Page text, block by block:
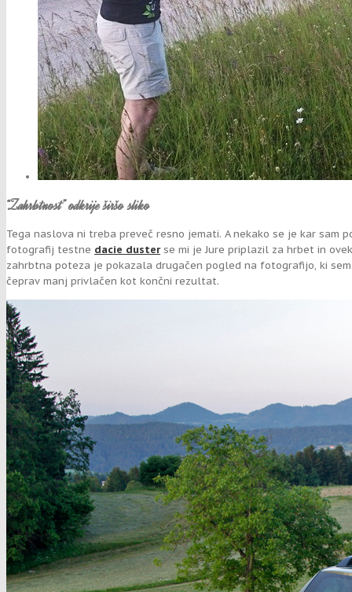
“Zahrbtnost” odkrije širšo sliko
Tega naslova ni treba preveč resno jemati. A nekako se je kar sam
fotografij testne dacie dusterse mi je Jure priplazil za hrbet in
zahrbtna poteza je pokazala drugačen pogled na fotografijo, ki
čeprav manj privlačen kot končni rezultat.